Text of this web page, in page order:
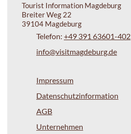
Tourist Information Magdeburg
Breiter Weg 22
39104 Magdeburg
Telefon: +49 391 63601-402
info@visitmagdeburg.de
Impressum
Datenschutzinformation
AGB
Unternehmen